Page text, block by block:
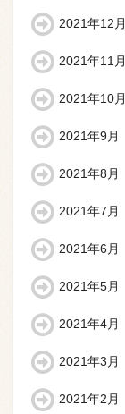
2021年12月
2021年11月
2021年10月
2021年9月
2021年8月
2021年7月
2021年6月
2021年5月
2021年4月
2021年3月
2021年2月